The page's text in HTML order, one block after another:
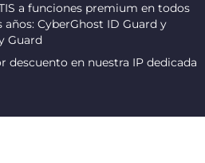
a funciones premium en todos
años: CyberGhost ID Guard y
Guard
descuento en nuestra IP dedicada